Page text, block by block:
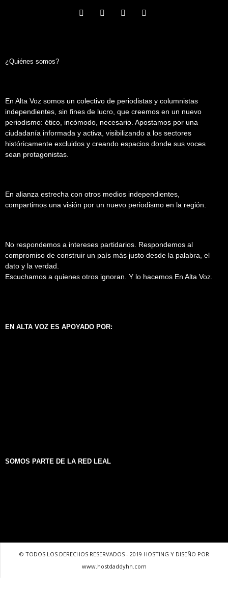
¿Quiénes somos?
En Alta Voz somos un colectivo de periodistas y columnistas
independientes, sin fines de lucro, que creemos en un nuevo
periodismo: ético, incómodo, necesario. Apostamos por una
ciudadanía informada y activa, visibilizando a los sectores
históricamente excluidos y creando espacios donde sus voces
sean protagonistas.
En alianza estrecha con otros medios independientes,
compartimos una visión por un nuevo periodismo en la región.
No respondemos a intereses partidarios. Respondemos al
compromiso de construir un país más justo desde la palabra, el
dato y la verdad.
Escuchamos a quienes otros ignoran. Y lo hacemos En Alta Voz.
EN ALTA VOZ ES APOYADO POR:
SOMOS PARTE DE LA RED LEAL
© TODOS LOS DERECHOS RESERVADOS - 2019 HOSTING Y DISEÑO POR
www.hostdaddyhn.com